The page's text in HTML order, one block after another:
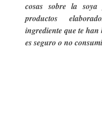
cosas sobre la
productos
ingrediente que te han
es seguro o no